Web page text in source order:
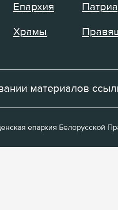
Епархия
Храмы
материалов
епархия Белорусской